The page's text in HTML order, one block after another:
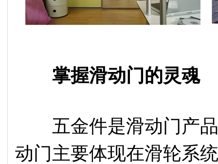
掌握滑动门的灵魂
五金件是滑动门产品
动门主要体现在滑轮系